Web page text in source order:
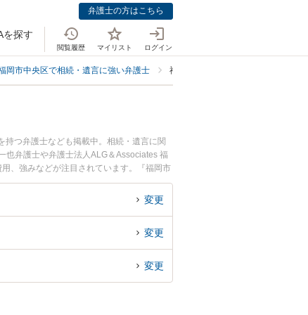
弁護士の方はこちら
を探す
閲覧履歴 マイリスト ログイン
岡市中央区で相続・遺言に強い弁護士 福岡市中央区で相続手続きに強い弁
つ弁護士なども掲載中。相続・遺言に関
也弁護士や弁護士法人ALG＆Associates 福
、強みなどが注目されています。『福岡市
弁護士を検索したい』『初回相談無料で相
変更
変更
変更